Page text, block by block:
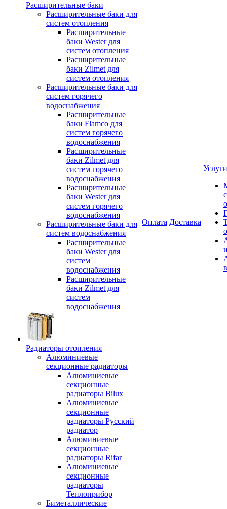
Расширительные баки
Расширительные баки для
систем отопления
Расширительные
баки Wester для
систем отопления
Расширительные
баки Zilmet для
систем отопления
Расширительные баки для
систем горячего
водоснабжения
Расширительные
баки Flamco для
систем горячего
водоснабжения
Расширительные
баки Zilmet для
систем горячего
водоснабжения
Расширительные
баки Wester для
систем горячего
водоснабжения
Расширительные баки для
систем водоснабжения
Расширительные
баки Wester для
систем
водоснабжения
Расширительные
баки Zilmet для
систем
водоснабжения
Радиаторы отопления
Алюминиевые
секционные радиаторы
Алюминиевые
секционные
радиаторы Bilux
Алюминиевые
секционные
радиаторы Русский
радиатор
Алюминиевые
секционные
радиаторы Rifar
Алюминиевые
секционные
радиаторы
Теплоприбор
Биметаллические
Оплата Доставка
Услуги